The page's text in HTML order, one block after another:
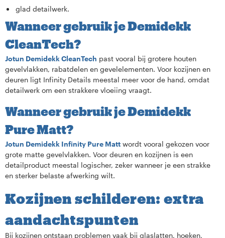
glad detailwerk.
Wanneer gebruik je Demidekk
CleanTech?
Jotun Demidekk CleanTech past vooral bij grotere houten
gevelvlakken, rabatdelen en gevelelementen. Voor kozijnen en
deuren ligt Infinity Details meestal meer voor de hand, omdat
detailwerk om een strakkere vloeiing vraagt.
Wanneer gebruik je Demidekk
Pure Matt?
Jotun Demidekk Infinity Pure Matt wordt vooral gekozen voor
grote matte gevelvlakken. Voor deuren en kozijnen is een
detailproduct meestal logischer, zeker wanneer je een strakke
en sterker belaste afwerking wilt.
Kozijnen schilderen: extra
aandachtspunten
Bij kozijnen ontstaan problemen vaak bij glaslatten, hoeken,